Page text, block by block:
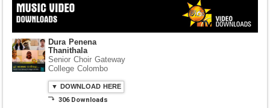
Dura Penena
Thanithala
Senior Choir Gateway
College Colombo
▼ DOWNLOAD HERE
⤵ 306 Downloads